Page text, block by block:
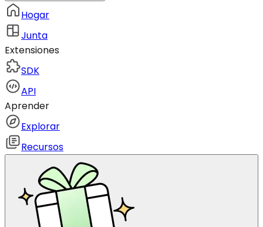
Hogar
Junta
Extensiones
SDK
API
Aprender
Explorar
Recursos